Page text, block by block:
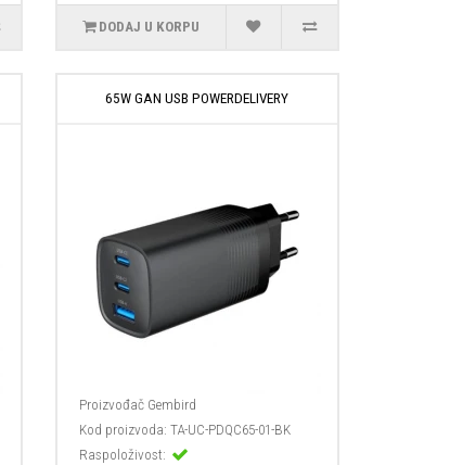
DODAJ U KORPU
65W GAN USB POWERDELIVERY
ProizvođačGembird
Kod proizvoda: TA-UC-PDQC65-01-BK
Raspoloživost: